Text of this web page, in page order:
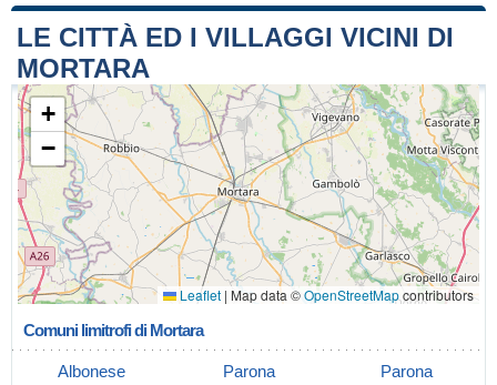
LE CITTÀ ED I VILLAGGI VICINI DI
MORTARA
+
−
Leaflet | Map data ©OpenStreetMapcontributors
Comuni limitrofi di Mortara
Albonese Parona Parona